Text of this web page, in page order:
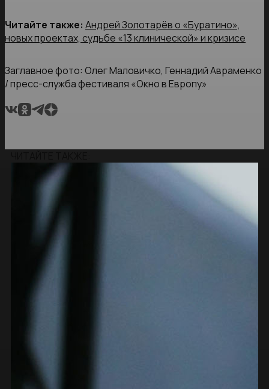
Читайте также: Андрей Золотарёв о «Буратино»,
новых проектах, судьбе «13 клинической» и кризисе
Заглавное фото: Олег Маловичко, Геннадий Авраменко
/ пресс-служба фестиваля «Окно в Европу»